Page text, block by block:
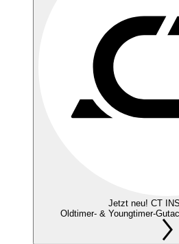
Jetzt neu! CT
Oldtimer- & Youngtimer-